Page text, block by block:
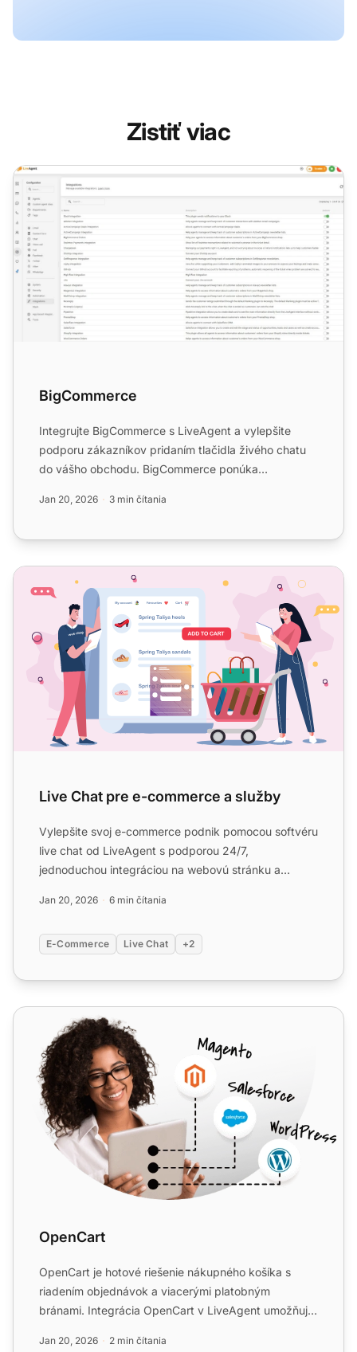
Zistiť viac
BigCommerce
BigCommerce
Integrujte BigCommerce s LiveAgent a vylepšite
podporu zákazníkov pridaním tlačidla živého chatu
do vášho obchodu. BigCommerce ponúka
Jan 20, 2026 3 min čítania
Live Chat pre e-commerce a služby
Live Chat pre e-commerce a služby
Vylepšite svoj e-commerce podnik pomocou softvéru
live chat od LiveAgent s podporou 24/7,
jednoduchou integráciou na webovú stránku a
Jan 20, 2026 6 min čítania
E-Commerce Live Chat +2
OpenCart
OpenCart
OpenCart je hotové riešenie nákupného košíka s
riadením objednávok a viacerými platobným
bránami. Integrácia OpenCart v LiveAgent umožňuje
Jan 20, 2026 2 min čítania